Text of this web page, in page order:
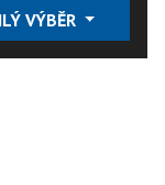
VÝBĚR